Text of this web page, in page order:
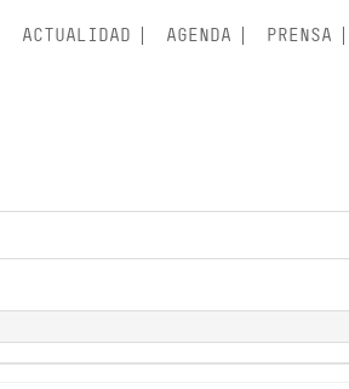
ACTUALIDAD AGENDA PRENSA